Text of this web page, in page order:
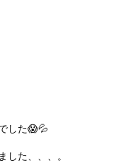
した😱💦
た、、、。